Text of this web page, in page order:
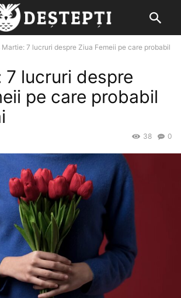
Martie: 7 lucruri despre Ziua Femeii pe care probabil
7 lucruri despre
pe care probabil
0
38